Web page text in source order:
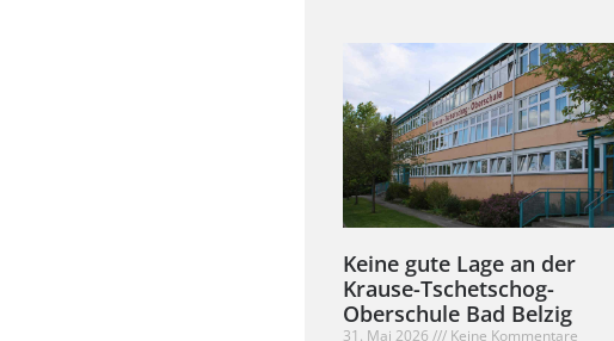
Keine gute Lage an der
Krause-Tschetschog-
Oberschule Bad Belzig
31. Mai 2026 Keine Kommentare